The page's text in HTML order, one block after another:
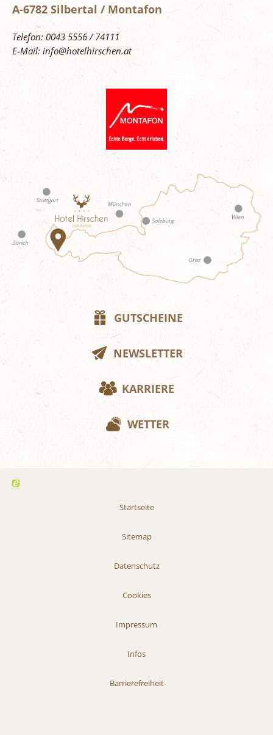
A-6782 Silbertal / Montafon
Telefon: 0043 5556 / 74111
E-Mail: info@hotelhirschen.at
GUTSCHEINE
NEWSLETTER
KARRIERE
WETTER
Startseite
Sitemap
Datenschutz
Cookies
Impressum
Infos
Barrierefreiheit